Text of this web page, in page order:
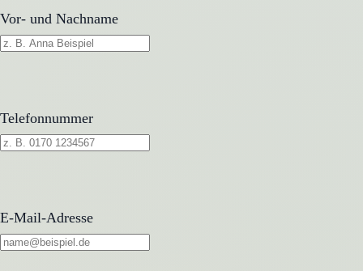
Vor- und Nachname
Telefonnummer
E-Mail-Adresse